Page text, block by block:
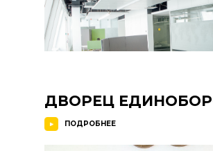
ПОДРОБНЕЕ
ДВОРЕЦ